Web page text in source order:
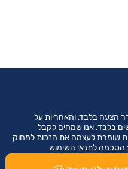
הצעה בלבד, והאחריות על
בלבד. אנו שמחים לקבל
שומרת לעצמה את הזכות למחוק
בהסכמה לתנאי השימוש